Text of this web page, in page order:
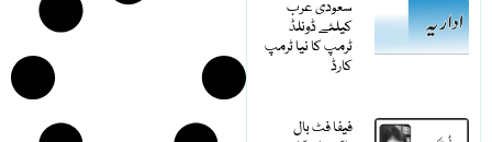
سعودی عرب
کیلئے ڈونلڈ
ٹرمپ کا نیا ٹرمپ
کارڈ
فیفا فٹ بال